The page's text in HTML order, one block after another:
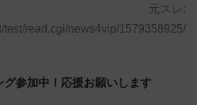
元スレ:
test/read.cgi/news4vip/1579358925/
グ参加中！応援お願いします